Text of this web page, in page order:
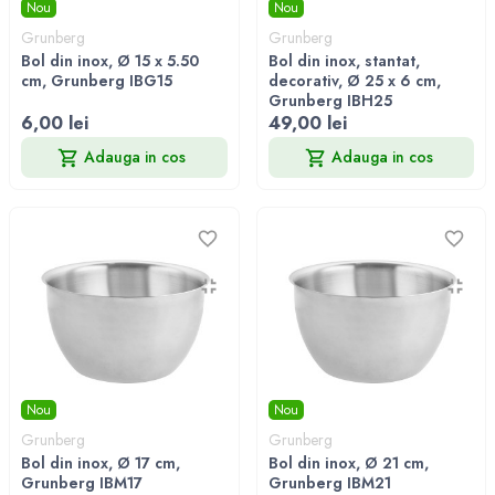
Nou
Grunberg
Bol din inox, Ø 15 x 5.50
cm, Grunberg IBG15
6,00 lei
Adauga in cos
Nou
Grunberg
Bol din inox, stantat,
decorativ, Ø 25 x 6 cm,
Grunberg IBH25
49,00 lei
Adauga in cos
Nou
Grunberg
Bol din inox, Ø 17 cm,
Grunberg IBM17
Nou
Grunberg
Bol din inox, Ø 21 cm,
Grunberg IBM21